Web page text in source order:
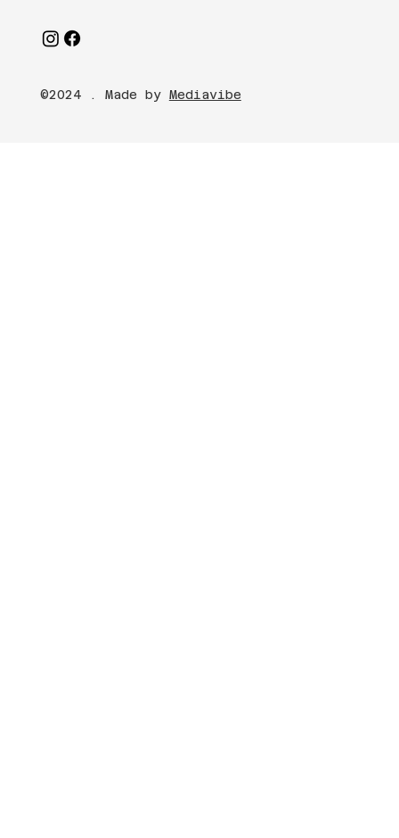
©2024 . Made by Mediavibe